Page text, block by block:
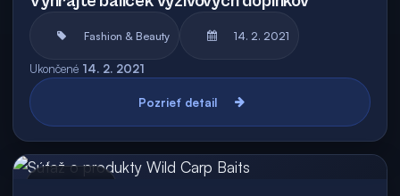
Fashion & Beauty 14. 2. 2021
Ukončené 14. 2. 2021
Pozrieť detail